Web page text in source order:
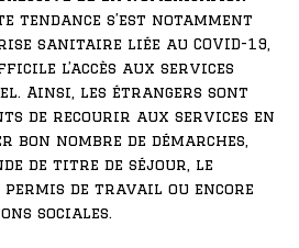
tendance s’est notamment
sanitaire liée au COVID-19,
l’accès aux services
Ainsi, les étrangers sont
de recourir aux services en
nombre de démarches,
de titre de séjour, le
de travail ou encore
sociales.